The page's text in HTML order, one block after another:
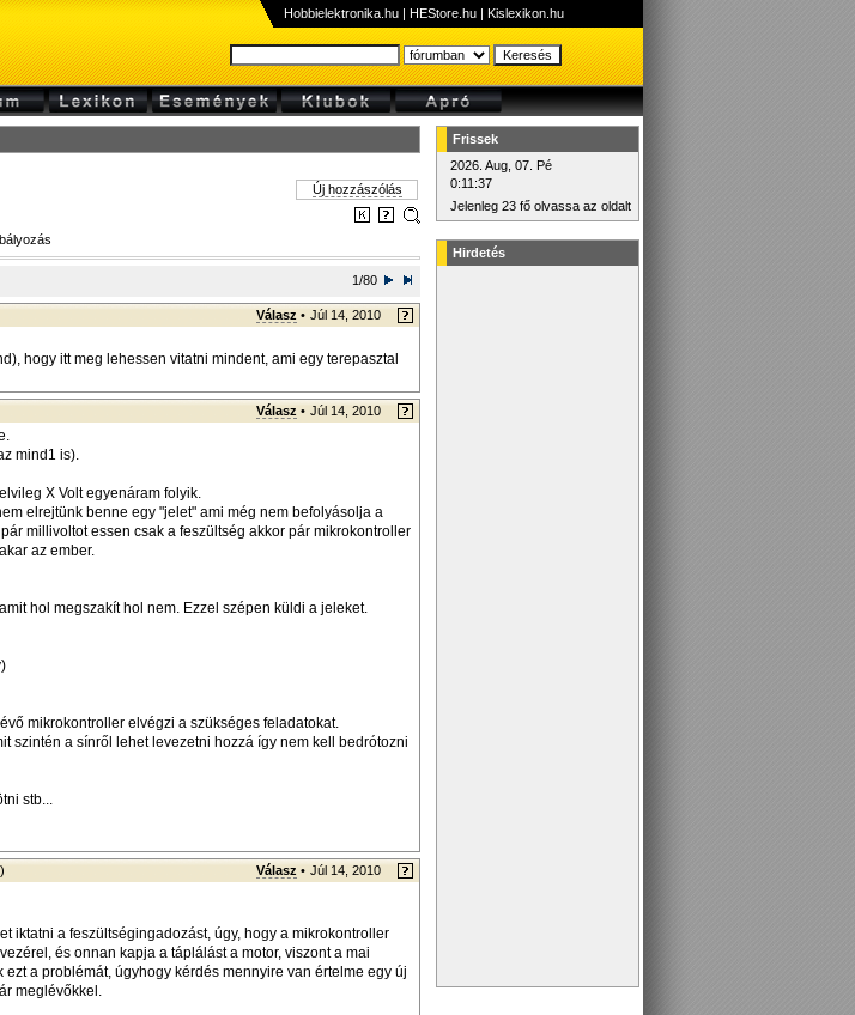
Hobbielektronika.hu | HEStore.hu | Kislexikon.hu
Új hozzászólás
1/80
Válasz • Júl 14, 2010
hogy itt meg lehessen vitatni mindent, ami egy terepasztal
Válasz • Júl 14, 2010
mind1 is).
X Volt egyenáram folyik.
elrejtünk benne egy "jelet" ami még nem befolyásolja a
millivoltot essen csak a feszültség akkor pár mikrokontroller
az ember.
hol megszakít hol nem. Ezzel szépen küldi a jeleket.
mikrokontroller elvégzi a szükséges feladatokat.
szintén a sínről lehet levezetni hozzá így nem kell bedrótozni
stb...
) Válasz • Júl 14, 2010
iktatni a feszültségingadozást, úgy, hogy a mikrokontroller
és onnan kapja a táplálást a motor, viszont a mai
a problémát, úgyhogy kérdés mennyire van értelme egy új
meglévőkkel.
Frissek
2026. Aug, 07. Pé
0:11:37
Jelenleg 23 fő olvassa az oldalt
Hirdetés